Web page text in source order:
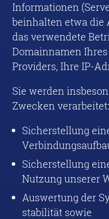
Informationen
beinhalten etwa die
das verwendete
Domainnamen
Providers, Ihre IP-
Sie werden
Zwecken verarbeitet:
Sicherstellung
Sicherstellung
Nutzung unserer
Auswertung der
stabilität sowie